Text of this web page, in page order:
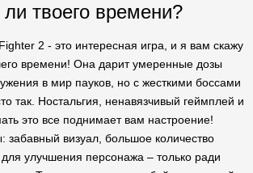
ли твоего времени?
2 - это интересная игра, и я вам скажу
времени! Она дарит умеренные дозы
в мир пауков, но с жесткими боссами
так. Ностальгия, ненавязчивый геймплей и
это все поднимает вам настроение!
забавный визуал, большое количество
улучшения персонажа – только ради